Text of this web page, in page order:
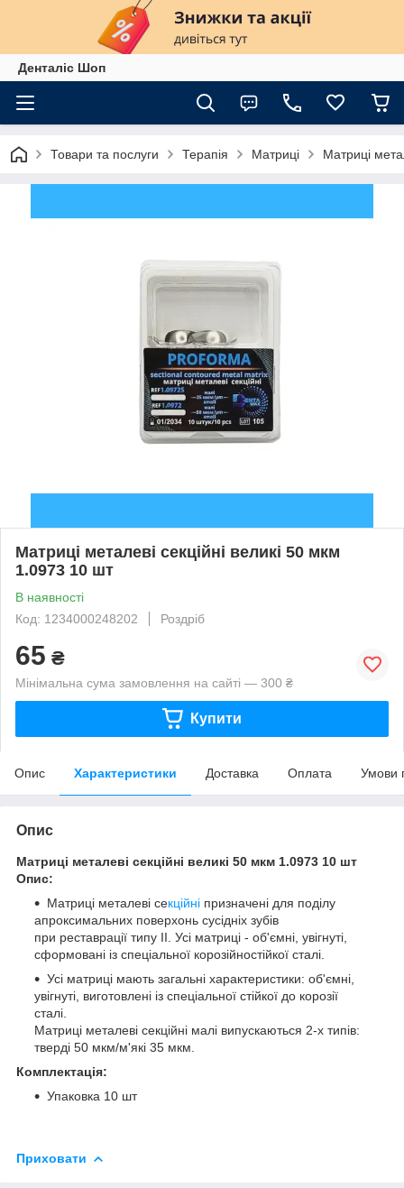
Денталіс Шоп
Товари та послуги Терапія Матриці Матриці
Матриці металеві секційні великі 50 мкм
1.0973 10 шт
В наявності
Код: 1234000248202
Роздріб
65 ₴
Мінімальна сума замовлення на сайті — 300 ₴
Купити
Опис Характеристики Доставка Оплата Умови
Опис
Матриці металеві секційні великі 50 мкм 1.0973 10 шт
Опис:
Матриці металеві секційні призначені для поділу
апроксимальних поверхонь сусідніх зубів
при реставрації типу II. Усі матриці - об'ємні, увігнуті,
сформовані із спеціальної корозійностійкої сталі.
Усі матриці мають загальні характеристики: об'ємні,
увігнуті, виготовлені із спеціальної стійкої до корозії
сталі.
Матриці металеві секційні малі випускаються 2-х типів:
тверді 50 мкм/м'які 35 мкм.
Комплектація:
Упаковка 10 шт
Приховати